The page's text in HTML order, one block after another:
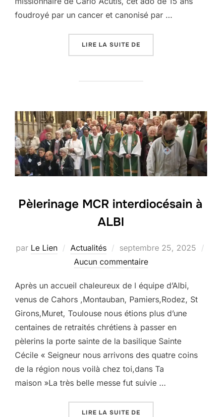
foudroyé par un cancer et canonisé par …
LIRE LA SUITE DE
Pèlerinage MCR interdiocésain à
ALBI
par Le Lien Actualités
Publié
le
septembre 25, 2025
Aucun commentaire
Après un accueil chaleureux de l équipe d’Albi,
venus de Cahors ,Montauban, Pamiers,Rodez, St
Girons,Muret, Toulouse nous étions plus d’une
centaines de retraités chrétiens à passer en
pèlerins la porte sainte de la basilique Sainte
Cécile « Seigneur nous arrivons des quatre coins
de la région nous voilà chez toi,dans Ta
maison »La très belle messe fut suivie …
LIRE LA SUITE DE